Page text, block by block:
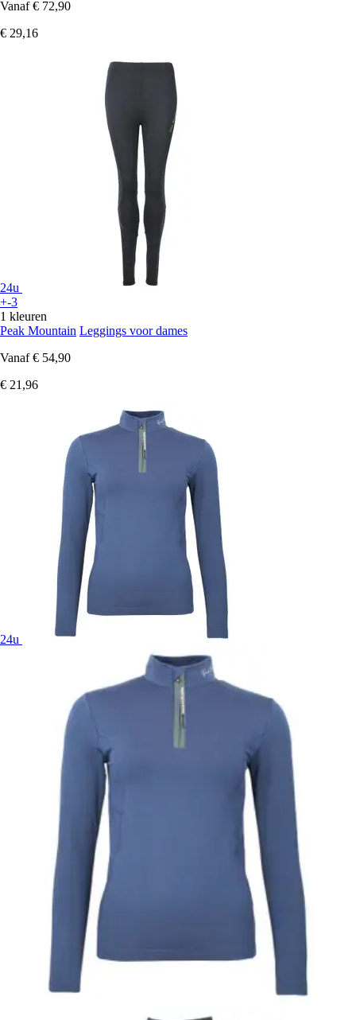
Vanaf € 72,90
€ 29,16
24u
+-3
1 kleuren
Peak Mountain Leggings voor dames
Vanaf € 54,90
€ 21,96
24u